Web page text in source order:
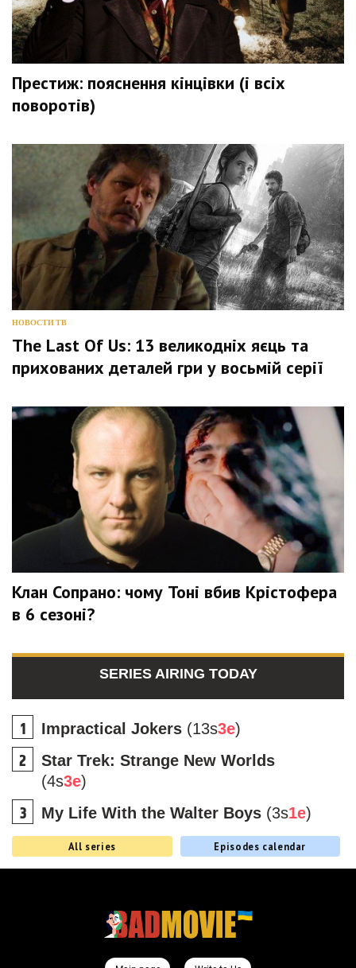
Престиж: пояснення кінцівки (і всіх
поворотів)
НОВОСТИ ТВ
The Last Of Us: 13 великодніх яєць та
прихованих деталей гри у восьмій серії
Клан Сопрано: чому Тоні вбив Крістофера
в 6 сезоні?
SERIES AIRING TODAY
Impractical Jokers (13s3e)
Star Trek: Strange New Worlds
(4s3e)
My Life With the Walter Boys (3s1e)
All series Episodes calendar